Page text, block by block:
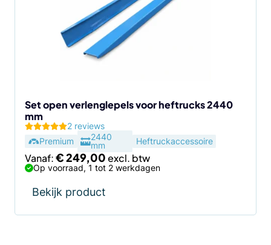
Set open verlenglepels voor heftrucks 2440
mm
2 reviews
Premium
2440
mm
Heftruckaccessoire
Vanaf:€249,00
Op voorraad, 1 tot 2 werkdagen
Bekijk product
de
productpagina